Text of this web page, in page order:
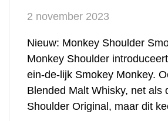
2 november 2023
Nieuw: Monkey Shoulder
Monkey Shoulder
ein-de-lijk Smokey Monkey.
Blended Malt Whisky, net als
Shoulder Original, maar dit